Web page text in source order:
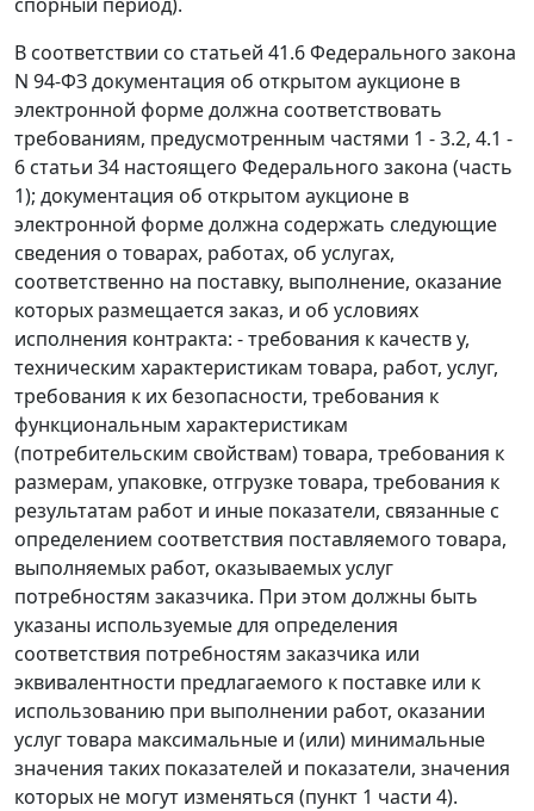
В соответствии со статьей 41.6Федерального закона
N 94-ФЗ документация об открытом аукционе в
электронной форме должна соответствовать
требованиям, предусмотренным частями 1 - 3.2, 4.1 -
6 статьи 34 настоящего Федерального закона (часть
1); документация об открытом аукционе в
электронной форме должна содержать следующие
сведения о товарах, работах, об услугах,
соответственно на поставку, выполнение, оказание
которых размещается заказ, и об условиях
исполнения контракта: - требования к качеств у,
техническим характеристикам товара, работ, услуг,
требования к их безопасности, требования к
функциональным характеристикам
(потребительским свойствам) товара, требования к
размерам, упаковке, отгрузке товара, требования к
результатам работ и иные показатели, связанные с
определением соответствия поставляемого товара,
выполняемых работ, оказываемых услуг
потребностям заказчика. При этом должны быть
указаны используемые для определения
соответствия потребностям заказчика или
эквивалентности предлагаемого к поставке или к
использованию при выполнении работ, оказании
услуг товара максимальные и (или) минимальные
значения таких показателей и показатели, значения
которых не могут изменяться (пункт 1 части 4).